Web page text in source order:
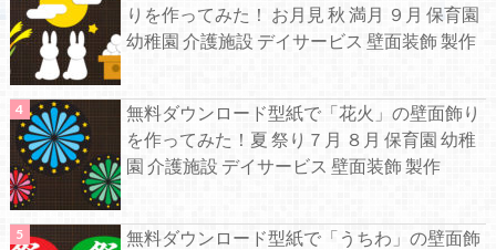
りを作ってみた！ お月見 秋 満月 ９月 保育園
幼稚園 介護施設 デイサービス 壁面装飾 製作
無料ダウンロード型紙で「花火」の壁面飾り
を作ってみた！夏 祭り７月 ８月 保育園 幼稚
園 介護施設 デイサービス 壁面装飾 製作
無料ダウンロード型紙で「うちわ」の壁面飾